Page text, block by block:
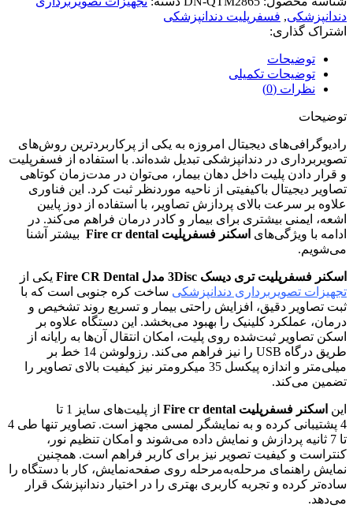
دندانپزشکی, فسفرپلیت دندانپزشکی
اشتراک گذاری:
توضیحات
توضیحات تکمیلی
نظرات (0)
توضیحات
رادیوگرافی‌های دیجیتال امروزه به یکی از پرکاربردترین روش‌های
تصویربرداری در دندانپزشکی تبدیل شده‌اند. با استفاده از فسفرپلیت
و قرار دادن پلیت داخل دهان بیمار، می‌توان در مدت‌زمان کوتاهی
تصاویر دیجیتال باکیفیتی از ناحیه موردنظر ثبت کرد. این فناوری
علاوه بر سرعت بالای پردازش تصاویر، با استفاده از دوز پایین
اشعه، ایمنی بیشتری برای بیمار و کادر درمان فراهم می‌کند. در
ادامه با ویژگی‌های اسکنر فسفرپلیت Fire cr dental
بیشتر آشنا
می‌شویم.
اسکنر فسفرپلیت تری دیسک 3Disc مدل Fire CR Dental
یکی از
تجهیزات تصویربرداری دندانپزشکی ساخت کره جنوبی است که با
ثبت تصاویر دقیق، افزایش راحتی بیمار و تسریع روند تشخیص و
درمان، عملکرد کلینیک را بهبود می‌بخشد. این دستگاه علاوه بر
اسکن تصاویر ثبت‌شده روی پلیت، امکان انتقال آن‌ها به رایانه از
طریق درگاه USB را نیز فراهم می‌کند. رزولوشن 14 خط بر
میلی‌متر و اندازه پیکسل 35 میکرومتر نیز کیفیت بالای تصاویر را
تضمین می‌کند.
این اسکنر فسفرپلیت Fire cr dental
از پلیت‌های سایز 1 تا
4 پشتیبانی کرده و به نمایشگر لمسی مجهز است. تصاویر تنها طی 4
تا 7 ثانیه پردازش و نمایش داده می‌شوند و امکان تنظیم نور،
کنتراست و کیفیت تصویر نیز برای کاربر فراهم است. همچنین
نمایش راهنمای مرحله‌به‌مرحله روی صفحه‌نمایش، کار با دستگاه را
ساده‌تر کرده و تجربه کاربری بهتری را در اختیار دندانپزشک قرار
می‌دهد.